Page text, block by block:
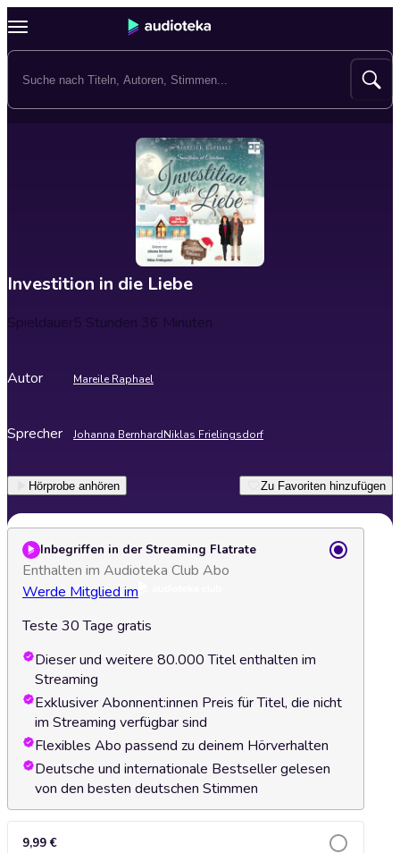
Investition in die Liebe
Spieldauer5 Stunden 36 Minuten
Autor Mareile Raphael
Sprecher Johanna BernhardNiklas Frielingsdorf
Hörprobe anhören Zu Favoriten hinzufügen
Inbegriffen in der Streaming Flatrate
Enthalten im Audioteka Club Abo
Werde Mitglied im
Teste 30 Tage gratis
Dieser und weitere 80.000 Titel enthalten im
Streaming
Exklusiver Abonnent:innen Preis für Titel, die nicht
im Streaming verfügbar sind
Flexibles Abo passend zu deinem Hörverhalten
Deutsche und internationale Bestseller gelesen
von den besten deutschen Stimmen
9,99 €